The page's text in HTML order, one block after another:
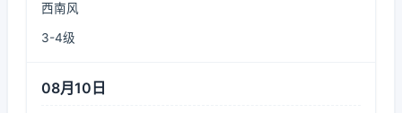
西南风
3-4级
08月10日